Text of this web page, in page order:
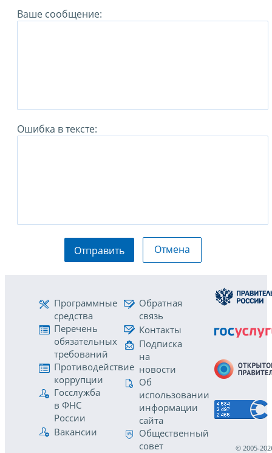
Ваше сообщение:
Ошибка в тексте:
Отправить Отмена
Программные
средства
Перечень
обязательных
требований
Противодействие
коррупции
Госслужба
в ФНС
России
Вакансии
Обратная
связь
Контакты
Подписка
на
новости
Об
использовании
информации
сайта
Общественный
совет
© 2005-